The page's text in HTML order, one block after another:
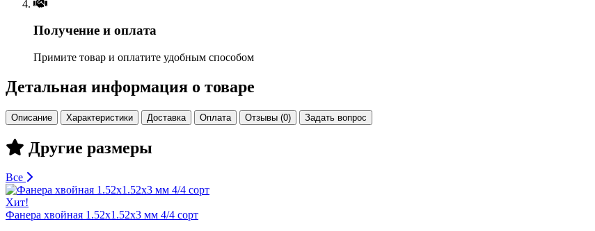
Получение и оплата
Примите товар и оплатите удобным способом
Детальная информация о товаре
Описание Характеристики Доставка Оплата Отзывы (0) Задать вопрос
Другие размеры
Все
Хит!
Фанера хвойная 1.52х1.52х3 мм 4/4 сорт